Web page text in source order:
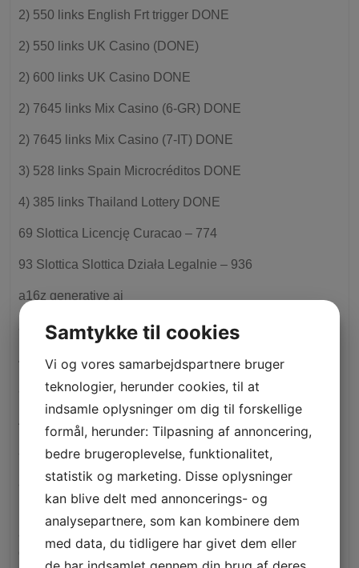
2) 550 links English Frt trigger DONE
2) 550 links UK Casino (DONE)
2) 600 links UK Casino DONE
2) 7645 links Mix Casino (6-GR) DONE
2) 7645 links Mix Casino (7-IT) DONE
3) 528 links Spain Microcréditos DONE
4) 385 links Thailand Lottery DONE
69 Slottica Licencję Curacao – 774
93 Slottica Slottica Działa Legalnie – 936
a16z generative ai
aemedbr.com
AI News
artesdelvidrio.cl
Artificial intelligence
auragroup.mx
availableloan.net+installment-loans-il+el-paso payday
loans no credit check places
availableloan.net+installment-loans-in+hammond how to
do a cash advance
Samtykke til cookies
Vi og vores samarbejdspartnere bruger
teknologier, herunder cookies, til at
indsamle oplysninger om dig til forskellige
formål, herunder: Tilpasning af annoncering,
bedre brugeroplevelse, funktionalitet,
statistik og marketing. Disse oplysninger
kan blive delt med annoncerings- og
analysepartnere, som kan kombinere dem
med data, du tidligere har givet dem eller